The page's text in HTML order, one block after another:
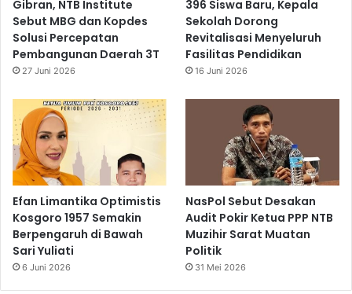
Gibran, NTB Institute
Sebut MBG dan Kopdes
Solusi Percepatan
Pembangunan Daerah 3T
27 Juni 2026
396 Siswa Baru, Kepala
Sekolah Dorong
Revitalisasi Menyeluruh
Fasilitas Pendidikan
16 Juni 2026
Efan Limantika Optimistis
Kosgoro 1957 Semakin
Berpengaruh di Bawah
Sari Yuliati
6 Juni 2026
NasPol Sebut Desakan
Audit Pokir Ketua PPP NTB
Muzihir Sarat Muatan
Politik
31 Mei 2026